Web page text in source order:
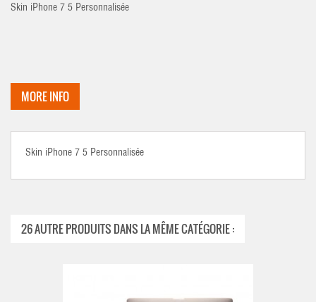
Skin iPhone 7 5 Personnalisée
MORE INFO
Skin iPhone 7 5 Personnalisée
26 AUTRE PRODUITS DANS LA MÊME CATÉGORIE :